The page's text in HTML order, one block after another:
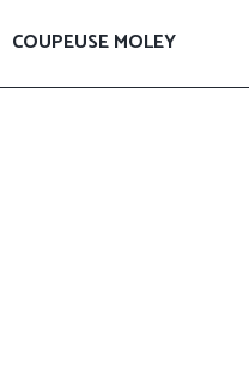
COUPEUSE MOLEY